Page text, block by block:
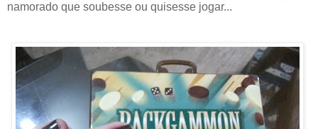
namorado que soubesse ou quisesse jogar...